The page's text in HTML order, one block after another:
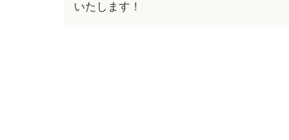
いたします！